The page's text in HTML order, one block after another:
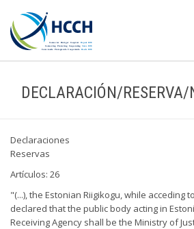
DECLARACIÓN/
Declaraciones
Reservas
Artículos: 26
"(...), the Estonian Riigikogu, while acceding
declared that the public body acting in
Receiving Agency shall be the Ministry of